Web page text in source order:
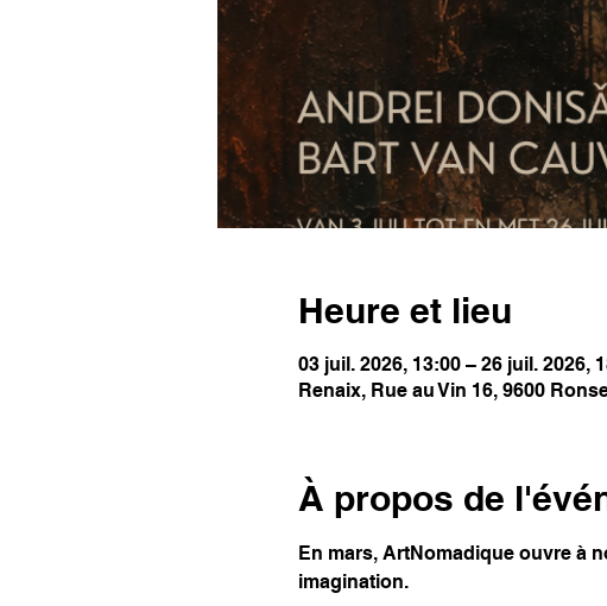
Heure et lieu
03 juil. 2026, 13:00 – 26 juil. 2026,
Renaix, Rue au Vin 16, 9600
À propos de
En mars, ArtNomadique ouvre à
imagination.